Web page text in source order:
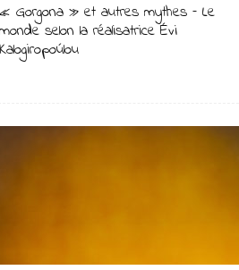
« Gorgona » et autres mythes – Le
monde selon la réalisatrice Évi
Kalogiropoúlou